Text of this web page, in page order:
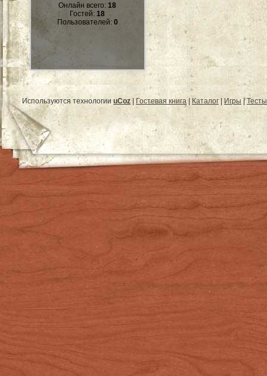
Онлайн всего: 18
Гостей: 18
Пользователей: 0
Используются технологии uCoz | Гостевая книга | Каталог | Игры |Тесты